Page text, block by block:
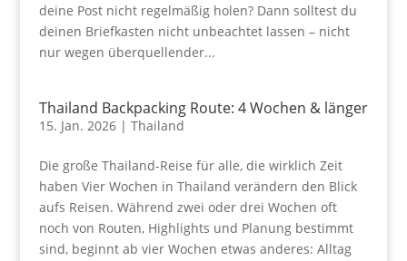
deine Post nicht regelmäßig holen? Dann solltest du
deinen Briefkasten nicht unbeachtet lassen – nicht
nur wegen überquellender...
Thailand Backpacking Route: 4 Wochen & länger
15. Jan. 2026| Thailand
Die große Thailand-Reise für alle, die wirklich Zeit
haben Vier Wochen in Thailand verändern den Blick
aufs Reisen. Während zwei oder drei Wochen oft
noch von Routen, Highlights und Planung bestimmt
sind, beginnt ab vier Wochen etwas anderes: Alltag